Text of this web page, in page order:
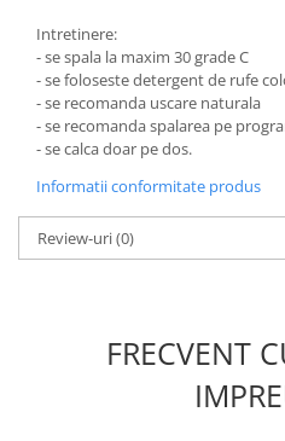
Intretinere:
- se spala la maxim 30 grade C
- se foloseste detergent de rufe
- se recomanda uscare naturala
- se recomanda spalarea pe
- se calca doar pe dos.
Informatii conformitate produs
Review-uri(0)
FRECVENT